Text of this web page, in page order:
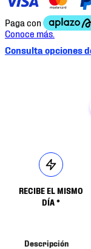
Consulta opciones
RECIBE EL MISMO
DÍA *
Descripción